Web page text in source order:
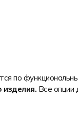
по
Все опции